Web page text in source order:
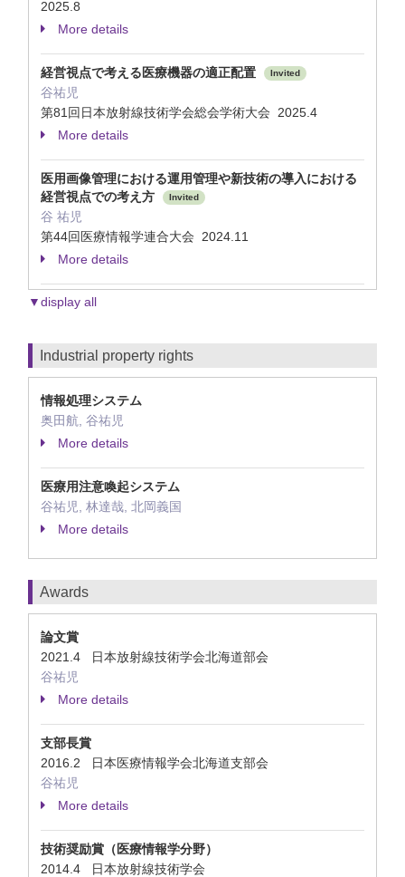
2025.8
More details
経営視点で考える医療機器の適正配置 Invited
谷祐児
第81回日本放射線技術学会総会学術大会 2025.4
More details
医用画像管理における運用管理や新技術の導入における
経営視点での考え方
Invited
谷 祐児
第44回医療情報学連合大会 2024.11
More details
▼display all
Industrial property rights
情報処理システム
奥田航, 谷祐児
More details
医療用注意喚起システム
谷祐児, 林達哉, 北岡義国
More details
Awards
論文賞
2021.4 日本放射線技術学会北海道部会
谷祐児
More details
支部長賞
2016.2 日本医療情報学会北海道支部会
谷祐児
More details
技術奨励賞（医療情報学分野）
2014.4 日本放射線技術学会